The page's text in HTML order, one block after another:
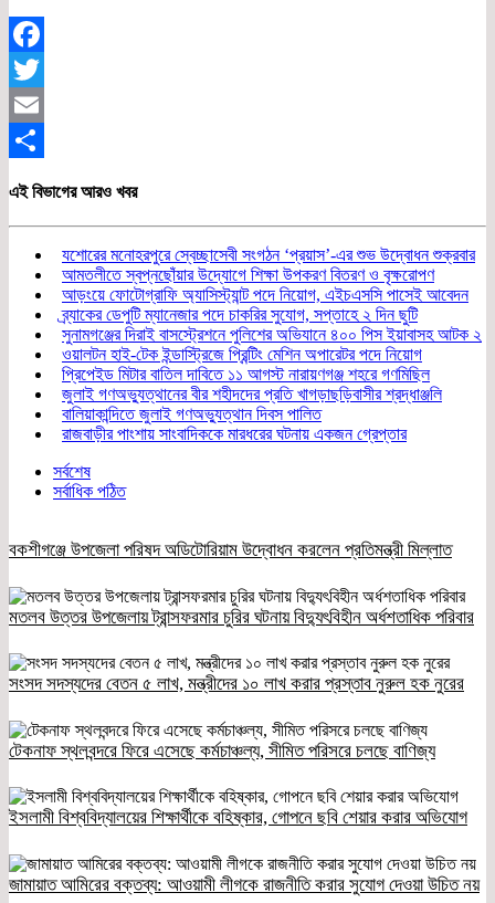
Facebook
Twitter
Email
এই বিভাগের আরও খবর
যশোরের মনোহরপুরে স্বেচ্ছাসেবী সংগঠন ‘প্রয়াস’-এর শুভ উদ্বোধন শুক্রবার
আমতলীতে স্বপ্নছোঁয়ার উদ্যোগে শিক্ষা উপকরণ বিতরণ ও বৃক্ষরোপণ
আড়ংয়ে ফোটোগ্রাফি অ্যাসিস্ট্যান্ট পদে নিয়োগ, এইচএসসি পাসেই আবেদন
ব্র্যাকের ডেপুটি ম্যানেজার পদে চাকরির সুযোগ, সপ্তাহে ২ দিন ছুটি
সুনামগঞ্জের দিরাই বাসস্ট্রেশনে পুলিশের অভিযানে ৪০০ পিস ইয়াবাসহ আটক ২
ওয়ালটন হাই-টেক ইন্ডাস্ট্রিজে প্রিন্টিং মেশিন অপারেটর পদে নিয়োগ
প্রিপেইড মিটার বাতিল দাবিতে ১১ আগস্ট নারায়ণগঞ্জ শহরে গণমিছিল
জুলাই গণঅভ্যুত্থানের বীর শহীদদের প্রতি খাগড়াছড়িবাসীর শ্রদ্ধাঞ্জলি
বালিয়াকান্দিতে জুলাই গণঅভ্যুত্থান দিবস পালিত
রাজবাড়ীর পাংশায় সাংবাদিককে মারধরের ঘটনায় একজন গ্রেপ্তার
সর্বশেষ
সর্বাধিক পঠিত
বকশীগঞ্জে উপজেলা পরিষদ অডিটোরিয়াম উদ্বোধন করলেন প্রতিমন্ত্রী মিল্লাত
মতলব উত্তর উপজেলায় ট্রান্সফরমার চুরির ঘটনায় বিদ্যুৎবিহীন অর্ধশতাধিক পরিবার
সংসদ সদস্যদের বেতন ৫ লাখ, মন্ত্রীদের ১০ লাখ করার প্রস্তাব নুরুল হক নুরের
টেকনাফ স্থলবন্দরে ফিরে এসেছে কর্মচাঞ্চল্য, সীমিত পরিসরে চলছে বাণিজ্য
ইসলামী বিশ্ববিদ্যালয়ের শিক্ষার্থীকে বহিষ্কার, গোপনে ছবি শেয়ার করার অভিযোগ
জামায়াত আমিরের বক্তব্য: আওয়ামী লীগকে রাজনীতি করার সুযোগ দেওয়া উচিত নয়